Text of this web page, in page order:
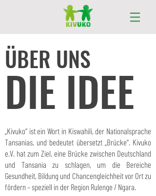
ÜBER UNS
DIE IDEE
„Kivuko“ ist ein Wort in Kiswahili, der Nationalsprache
Tansanias, und bedeutet übersetzt „Brücke“. Kivuko
e.V. hat zum Ziel, eine Brücke zwischen Deutschland
und Tansania zu schlagen, um die Bereiche
Gesundheit, Bildung und Chancengleichheit vor Ort zu
fördern – speziell in der Region Rulenge / Ngara.